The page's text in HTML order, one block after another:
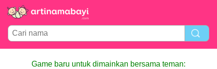
Game baru untuk dimainkan bersama teman: